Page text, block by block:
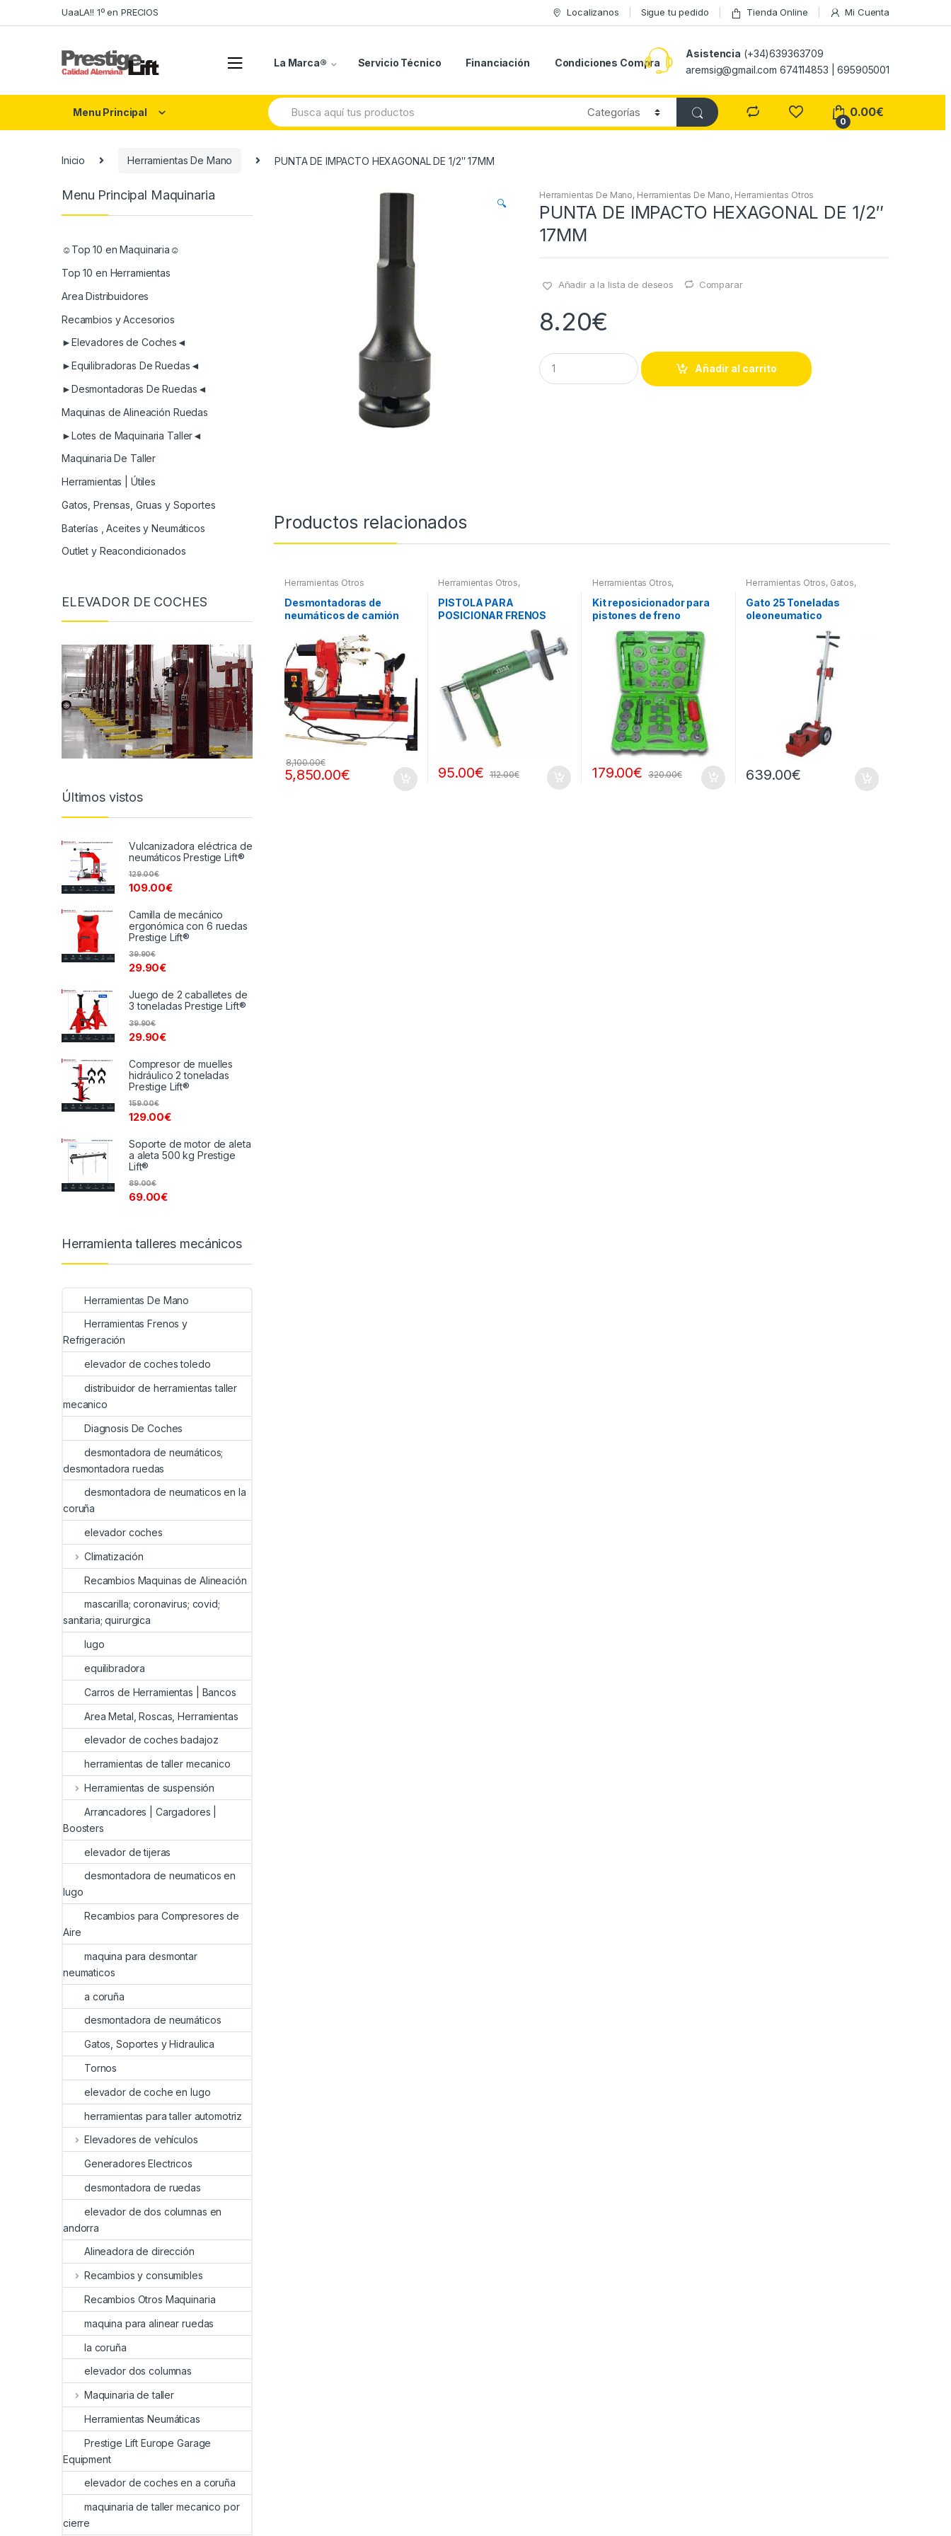
to
to
UaaLA!! 1º en PRECIOS Localizanos Sigue tu pedido Tienda Online Mi Cuenta
La Marca® Servicio Técnico Financiación Condiciones Compra
Asistencia (+34)639363709
aremsig@gmail.com 674114853 | 695905001
Menu Principal
Search
for:
0
0.00€
Inicio Herramientas De Mano PUNTA DE IMPACTO HEXAGONAL DE 1/2″ 17MM
🔍
Herramientas De Mano, Herramientas De Mano, Herramientas Otros
PUNTA DE IMPACTO HEXAGONAL DE 1/2″
17MM
Añadir a la lista de deseos Comparar
8.20€
Q
u
a
Añadir al carrito
Productos relacionados
Herramientas Otros
Desmontadoras de
neumáticos de camión
5,850.00€
8,100.00€
Herramientas Otros,
Refrigeración
PISTOLA PARA
POSICIONAR FRENOS
95.00€ 112.00€
Herramientas Otros,
Refrigeración
Kit reposicionador para
pistones de freno
179.00€ 320.00€
Herramientas Otros, Gatos,
Gato 25 Toneladas
oleoneumatico
639.00€
Menu Principal Maquinaria
☺Top 10 en Maquinaria☺
Top 10 en Herramientas
Area Distribuidores
Recambios y Accesorios
►Elevadores de Coches◄
►Equilibradoras De Ruedas◄
►Desmontadoras De Ruedas◄
Maquinas de Alineación Ruedas
►Lotes de Maquinaria Taller◄
Maquinaria De Taller
Herramientas | Útiles
Gatos, Prensas, Gruas y Soportes
Baterías , Aceites y Neumáticos
Outlet y Reacondicionados
ELEVADOR DE COCHES
Últimos vistos
Vulcanizadora eléctrica de
neumáticos Prestige Lift®
109.00€
129.00€
Camilla de mecánico
ergonómica con 6 ruedas
Prestige Lift®
29.90€
39.90€
Juego de 2 caballetes de
3 toneladas Prestige Lift®
29.90€
39.90€
Compresor de muelles
hidráulico 2 toneladas
Prestige Lift®
129.00€
159.00€
Soporte de motor de aleta
a aleta 500 kg Prestige
Lift®
69.00€
89.00€
Herramienta talleres mecánicos
Herramientas De Mano
Herramientas Frenos y
Refrigeración
elevador de coches toledo
distribuidor de herramientas taller
mecanico
Diagnosis De Coches
desmontadora de neumáticos;
desmontadora ruedas
desmontadora de neumaticos en la
coruña
elevador coches
Climatización
Recambios Maquinas de Alineación
mascarilla; coronavirus; covid;
sanitaria; quirurgica
lugo
equilibradora
Carros de Herramientas | Bancos
Area Metal, Roscas, Herramientas
elevador de coches badajoz
herramientas de taller mecanico
Herramientas de suspensión
Arrancadores | Cargadores |
Boosters
elevador de tijeras
desmontadora de neumaticos en
lugo
Recambios para Compresores de
Aire
maquina para desmontar
neumaticos
a coruña
desmontadora de neumáticos
Gatos, Soportes y Hidraulica
Tornos
elevador de coche en lugo
herramientas para taller automotriz
Elevadores de vehículos
Generadores Electricos
desmontadora de ruedas
elevador de dos columnas en
andorra
Alineadora de dirección
Recambios y consumibles
Recambios Otros Maquinaria
maquina para alinear ruedas
la coruña
elevador dos columnas
Maquinaria de taller
Herramientas Neumáticas
Prestige Lift Europe Garage
Equipment
elevador de coches en a coruña
maquinaria de taller mecanico por
cierre